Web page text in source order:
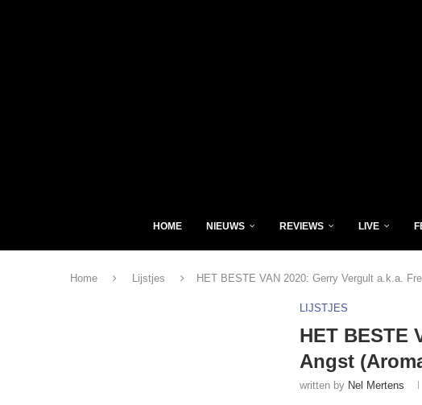
HOME NIEUWS REVIEWS LIVE
Home Lijstjes HET BESTE VAN 2020: Gerry Vergult a.k.a.
LIJSTJES
HET BESTE
Angst
written by Nel Mertens